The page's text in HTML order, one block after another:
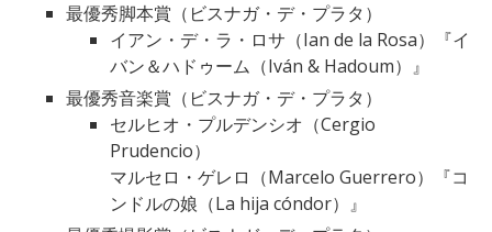
最優秀脚本賞（ビスナガ・デ・プラタ）
イアン・デ・ラ・ロサ（Ian de la Rosa）『イ
バン＆ハドゥーム（Iván & Hadoum）』
最優秀音楽賞（ビスナガ・デ・プラタ）
セルヒオ・プルデンシオ（Cergio
Prudencio）
マルセロ・ゲレロ（Marcelo Guerrero）『コ
ンドルの娘（La hija cóndor）』